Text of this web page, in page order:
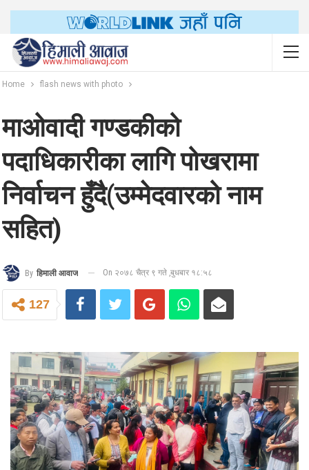
Home flash news with photo
माओवादी गण्डकीको
पदाधिकारीका लागि पोखरामा
निर्वाचन हुँदै(उम्मेदवारको नाम
सहित)
By हिमाली आवाज On २०७८ चैत्र ९ गते ,बुधबार १८:५८
127